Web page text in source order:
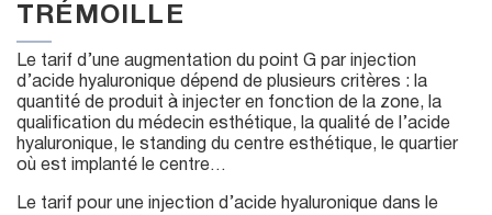
TRÉMOILLE
Le tarif d’une augmentation du point G par injection
d’acide hyaluronique dépend de plusieurs critères : la
quantité de produit à injecter en fonction de la zone, la
qualification du médecin esthétique, la qualité de l’acide
hyaluronique, le standing du centre esthétique, le quartier
où est implanté le centre…
Le tarif pour une injection d’acide hyaluronique dans le